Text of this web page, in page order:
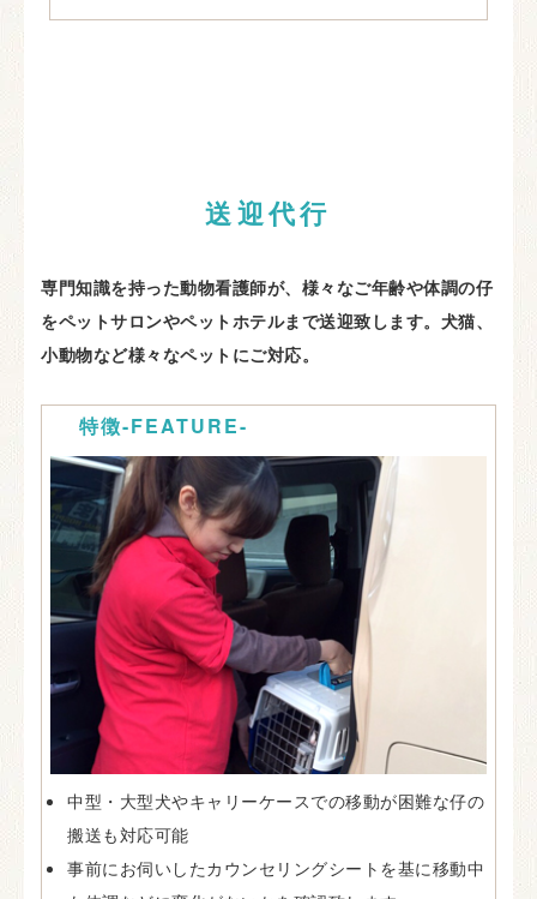
送迎代行
専門知識を持った動物看護師が、様々なご年齢や体調の仔
をペットサロンやペットホテルまで送迎致します。犬猫、
小動物など様々なペットにご対応。
特徴-FEATURE-
中型・大型犬やキャリーケースでの移動が困難な仔の
搬送も対応可能
事前にお伺いしたカウンセリングシートを基に移動中